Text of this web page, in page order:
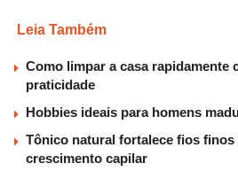
Leia Também
Como limpar a casa rapidamente
praticidade
Hobbies ideais para homens
Tônico natural fortalece fios finos
crescimento capilar